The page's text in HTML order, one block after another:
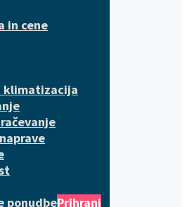
in cene
klimatizacija
ponudbePrihrani